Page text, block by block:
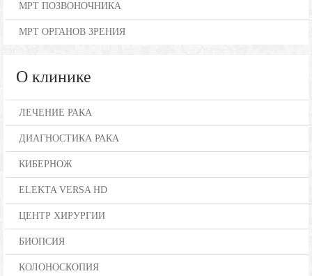
МРТ ПОЗВОНОЧНИКА
МРТ ОРГАНОВ ЗРЕНИЯ
О клинике
ЛЕЧЕНИЕ РАКА
ДИАГНОСТИКА РАКА
КИБЕРНОЖ
ELEKTA VERSA HD
ЦЕНТР ХИРУРГИИ
БИОПСИЯ
КОЛОНОСКОПИЯ